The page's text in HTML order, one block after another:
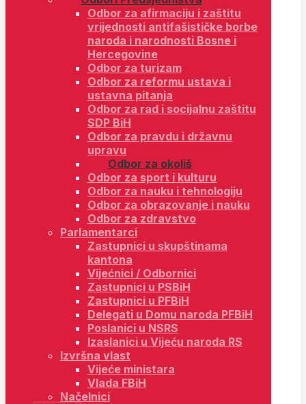
Odbor za afirmaciju i zaštitu
vrijednosti antifašističke borbe
naroda i narodnosti Bosne i
Hercegovine
Odbor za turizam
Odbor za reformu ustava i
ustavna pitanja
Odbor za rad i socijalnu zaštitu
SDP BiH
Odbor za pravdu i državnu
upravu
Odbor za okoliš
Odbor za sport i kulturu
Odbor za nauku i tehnologiju
Odbor za obrazovanje i nauku
Odbor za zdravstvo
Parlamentarci
Zastupnici u skupštinama
kantona
Vijećnici / Odbornici
Zastupnici u PSBiH
Zastupnici u PFBiH
Delegati u Domu naroda PFBiH
Poslanici u NSRS
Izaslanici u Vijeću naroda RS
Izvršna vlast
Vijeće ministara
Vlada FBiH
Načelnici